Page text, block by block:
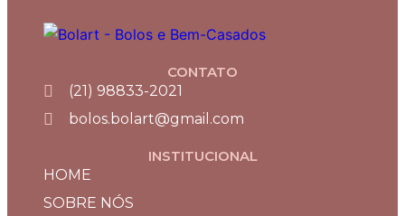
CONTATO
(21) 98833-2021
bolos.bolart@gmail.com
INSTITUCIONAL
HOME
SOBRE NÓS